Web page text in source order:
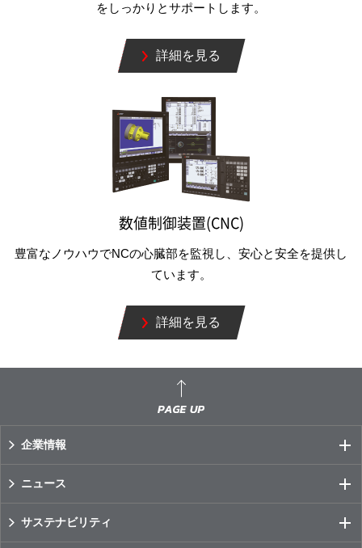
をしっかりとサポートします。
詳細を見る
数値制御装置(CNC)
豊富なノウハウでNCの心臓部を監視し、安心と安全を提供し
ています。
詳細を見る
企業情報
ニュース
サステナビリティ